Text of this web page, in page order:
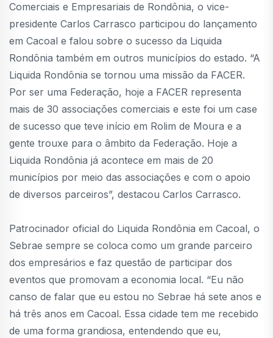
Comerciais e Empresariais de Rondônia, o vice-
presidente Carlos Carrasco participou do lançamento
em Cacoal e falou sobre o sucesso da Liquida
Rondônia também em outros municípios do estado. “A
Liquida Rondônia se tornou uma missão da FACER.
Por ser uma Federação, hoje a FACER representa
mais de 30 associações comerciais e este foi um case
de sucesso que teve início em Rolim de Moura e a
gente trouxe para o âmbito da Federação. Hoje a
Liquida Rondônia já acontece em mais de 20
municípios por meio das associações e com o apoio
de diversos parceiros”, destacou Carlos Carrasco.
Patrocinador oficial do Liquida Rondônia em Cacoal, o
Sebrae sempre se coloca como um grande parceiro
dos empresários e faz questão de participar dos
eventos que promovam a economia local. “Eu não
canso de falar que eu estou no Sebrae há sete anos e
há três anos em Cacoal. Essa cidade tem me recebido
de uma forma grandiosa, entendendo que eu,